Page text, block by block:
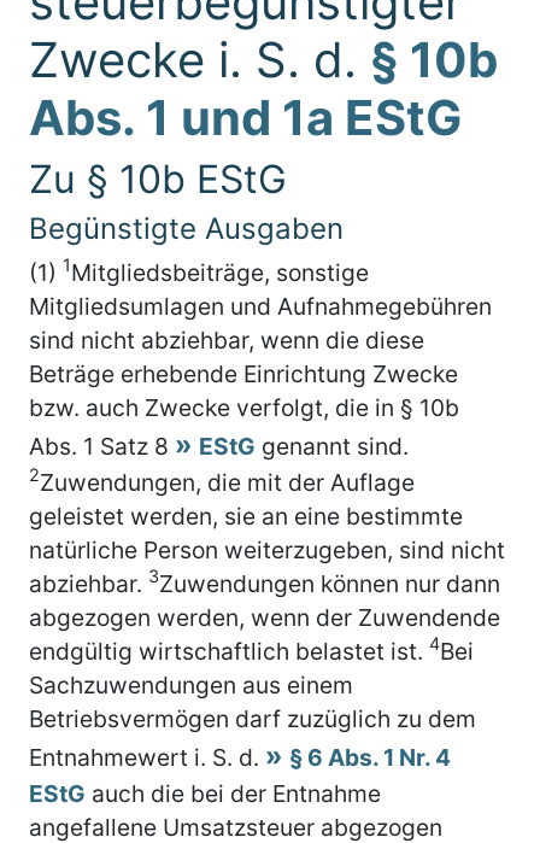
Zwecke i. S. d. § 10b
Abs. 1 und 1a EStG
Zu § 10b EStG
Begünstigte Ausgaben
(1) 1Mitgliedsbeiträge, sonstige
Mitgliedsumlagen und Aufnahmegebühren
sind nicht abziehbar, wenn die diese
Beträge erhebende Einrichtung Zwecke
bzw. auch Zwecke verfolgt, die in § 10b
Abs. 1 Satz 8
EStG genannt sind.
2Zuwendungen, die mit der Auflage
geleistet werden, sie an eine bestimmte
natürliche Person weiterzugeben, sind nicht
abziehbar. 3Zuwendungen können nur dann
abgezogen werden, wenn der Zuwendende
endgültig wirtschaftlich belastet ist. 4Bei
Sachzuwendungen aus einem
Betriebsvermögen darf zuzüglich zu dem
Entnahmewert i. S. d.
§ 6 Abs. 1 Nr. 4
EStG auch die bei der Entnahme
angefallene Umsatzsteuer abgezogen